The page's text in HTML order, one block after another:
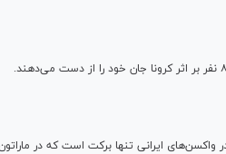
ایرانی تنها برکت است که در